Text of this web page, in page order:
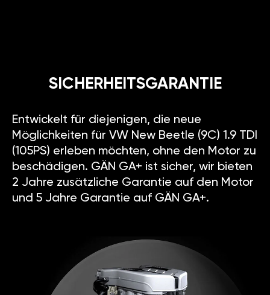
SICHERHEITSGARANTIE
Entwickelt für diejenigen, die neue
Möglichkeiten für VW New Beetle (9C) 1.9 TDI
(105PS) erleben möchten, ohne den Motor zu
beschädigen. GÄN GA+ ist sicher, wir bieten
2 Jahre zusätzliche Garantie auf den Motor
und 5 Jahre Garantie auf GÄN GA+.